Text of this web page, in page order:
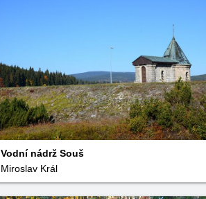
Vodní nádrž Souš
Miroslav Král